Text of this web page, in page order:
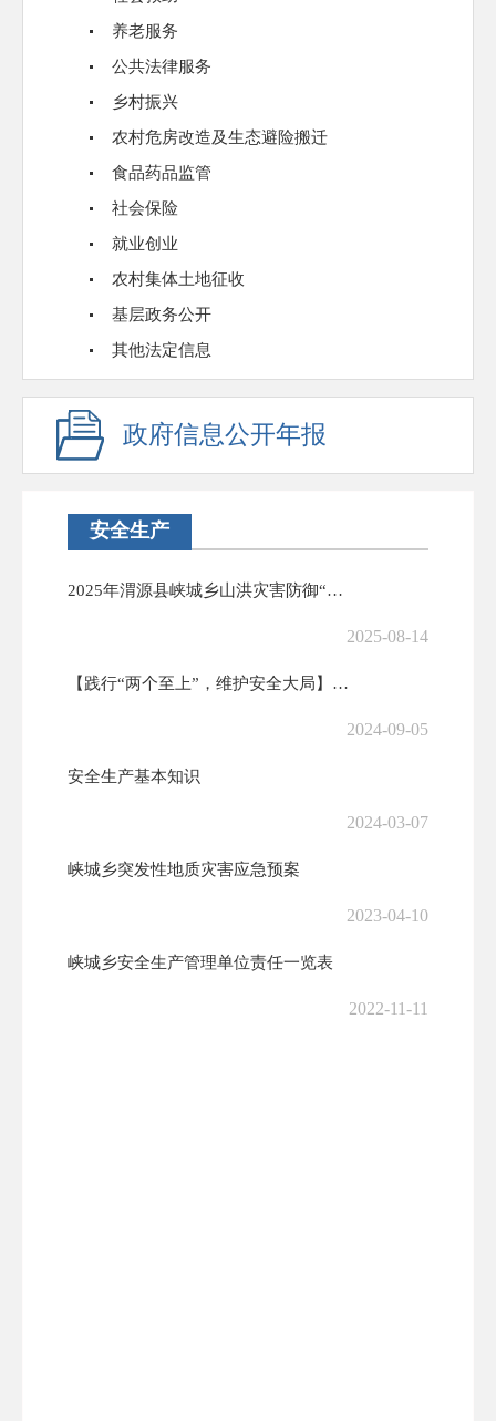
养老服务
公共法律服务
乡村振兴
农村危房改造及生态避险搬迁
食品药品监管
社会保险
就业创业
农村集体土地征收
基层政务公开
其他法定信息
政府信息公开年报
安全生产
2025年渭源县峡城乡山洪灾害防御“四级包抓”责任人
2025-08-14
【践行“两个至上”，维护安全大局】峡城乡组织召开安全生产治本攻坚三年...
2024-09-05
安全生产基本知识
2024-03-07
峡城乡突发性地质灾害应急预案
2023-04-10
峡城乡安全生产管理单位责任一览表
2022-11-11